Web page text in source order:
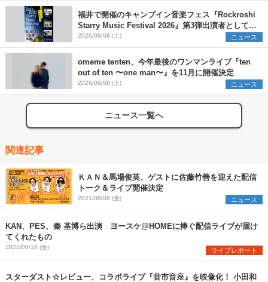
福井で開催のキャンプイン音楽フェス『Rockroshi
Starry Music Festival 2026』第3弾出演者として
SCOOBIE DO、かりゆし58、Reiを発表
2026/08/08 (土) ニュース
omeme tenten、今年最後のワンマンライブ『ten
out of ten 〜one man〜』を11月に開催決定
2026/08/08 (土) ニュース
ニュース一覧へ
関連記事
ＫＡＮ＆馬場俊英、ゲストに佐藤竹善を迎えた配信
トーク＆ライブ開催決定
2021/08/06 (金) ニュース
KAN、PES、秦 基博ら出演 ヨースケ@HOMEに捧ぐ配信ライブが届け
てくれたもの
2021/06/18 (金) ライブレポート
スターダスト☆レビュー、コラボライブ『音市音座』を映像化！ 小田和